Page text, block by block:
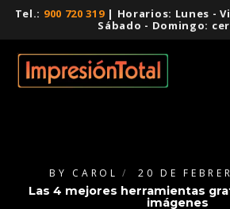
Tel.: 900 720 319| Horarios: Lunes -
Sábado - Domingo:
BY CAROL 20 DE
Las 4 mejores herramientas
imágenes